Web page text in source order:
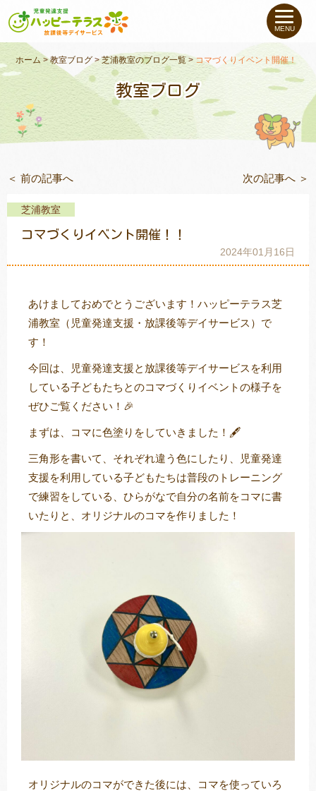
私たちについて
未就学のお子さま（０〜６才）
小学生〜高校生のお子さま
支援事例
教室一覧
MENU
ホーム >教室ブログ>芝浦教室のブログ一覧>コマづくりイベント開催！！
教室ブログ
＜ 前の記事へ 次の記事へ ＞
芝浦教室
コマづくりイベント開催！！
2024年01月16日
あけましておめでとうございます！ハッピーテラス芝
浦教室（児童発達支援・放課後等デイサービス）で
す！
今回は、児童発達支援と放課後等デイサービスを利用
している子どもたちとのコマづくりイベントの様子を
ぜひご覧ください！🎉
まずは、コマに色塗りをしていきました！🖋
三角形を書いて、それぞれ違う色にしたり、児童発達
支援を利用している子どもたちは普段のトレーニング
で練習をしている、ひらがなで自分の名前をコマに書
いたりと、オリジナルのコマを作りました！
オリジナルのコマができた後には、コマを使っていろ